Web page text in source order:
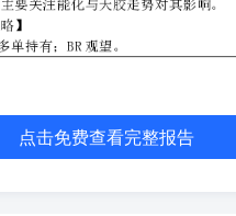
点击免费查看完整报告